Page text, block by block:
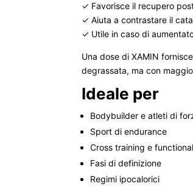
✓ Favorisce il recupero
✓ Aiuta a contrastare il
✓ Utile in caso di
Una dose di XAMIN
degrassata, ma con
Ideale per
Bodybuilder e atleti di
Sport di endurance
Cross training e functional
Fasi di definizione
Regimi ipocalorici